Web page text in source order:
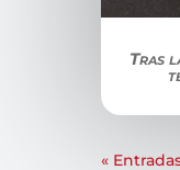
Tras
«